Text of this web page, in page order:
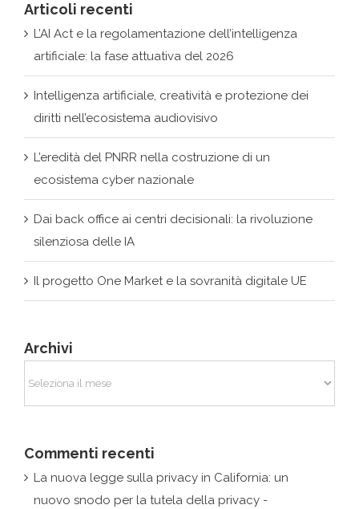
Articoli recenti
L’AI Act e la regolamentazione dell’intelligenza
artificiale: la fase attuativa del 2026
Intelligenza artificiale, creatività e protezione dei
diritti nell’ecosistema audiovisivo
L’eredità del PNRR nella costruzione di un
ecosistema cyber nazionale
Dai back office ai centri decisionali: la rivoluzione
silenziosa delle IA
Il progetto One Market e la sovranità digitale UE
Archivi
Commenti recenti
La nuova legge sulla privacy in California: un
nuovo snodo per la tutela della privacy -